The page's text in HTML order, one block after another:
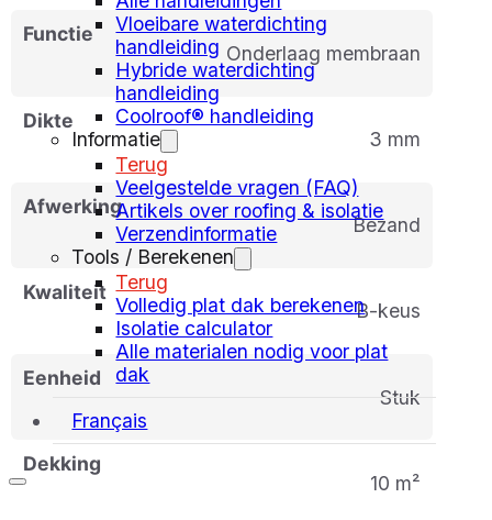
Vloeibare waterdichting
handleiding
Hybride waterdichting
handleiding
Coolroof® handleiding
Informatie
Terug
Veelgestelde vragen (FAQ)
Artikels over roofing & isolatie
Verzendinformatie
Tools / Berekenen
Terug
Volledig plat dak berekenen
Isolatie calculator
Alle materialen nodig voor plat
dak
Français
Functie
Onderlaag membraan
Dikte
3 mm
Afwerking
Bezand
Kwaliteit
B-keus
Eenheid
stuk
Dekking
10 m²